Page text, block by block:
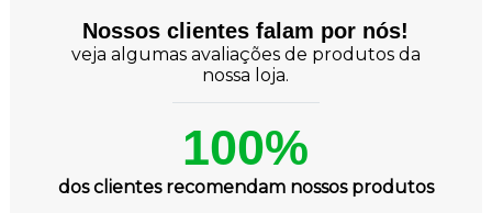
Nossos clientes falam por nós!
veja algumas avaliações de produtos da
nossa loja.
100%
dos clientes recomendam nossos produtos